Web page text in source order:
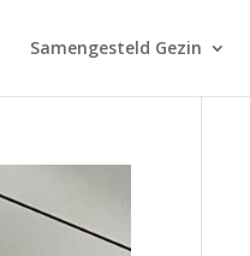
Samengesteld Gezin